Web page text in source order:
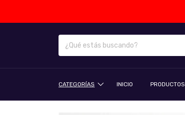
CATEGORÍAS INICIO PRODUCTOS